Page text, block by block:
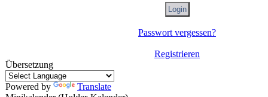
Passwort vergessen?
Registrieren
Übersetzung
Powered by
Translate